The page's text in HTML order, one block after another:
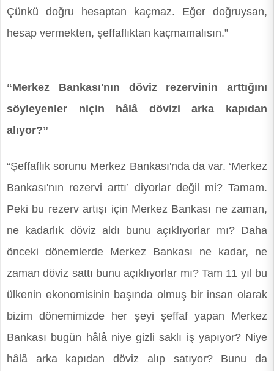
Çünkü doğru hesaptan kaçmaz. Eğer doğruysan,
hesap vermekten, şeffaflıktan kaçmamalısın.”
“Merkez Bankası'nın döviz rezervinin arttığını
söyleyenler niçin hâlâ dövizi arka kapıdan
alıyor?”
“Şeffaflık sorunu Merkez Bankası'nda da var. ‘Merkez
Bankası'nın rezervi arttı’ diyorlar değil mi? Tamam.
Peki bu rezerv artışı için Merkez Bankası ne zaman,
ne kadarlık döviz aldı bunu açıklıyorlar mı? Daha
önceki dönemlerde Merkez Bankası ne kadar, ne
zaman döviz sattı bunu açıklıyorlar mı? Tam 11 yıl bu
ülkenin ekonomisinin başında olmuş bir insan olarak
bizim dönemimizde her şeyi şeffaf yapan Merkez
Bankası bugün hâlâ niye gizli saklı iş yapıyor? Niye
hâlâ arka kapıdan döviz alıp satıyor? Bunu da